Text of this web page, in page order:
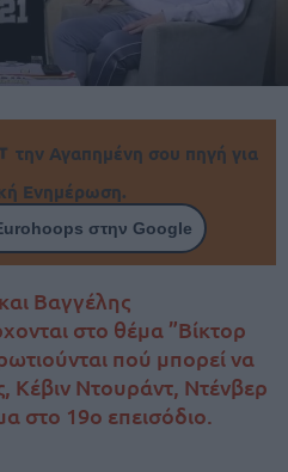
την Αγαπημένη σου πηγή για
Ενημέρωση.
στην Google
Βαγγέλης
στο θέμα ”Βίκτορ
πού μπορεί να
Κέβιν Ντουράντ, Ντένβερ
στο 19ο επεισόδιο.